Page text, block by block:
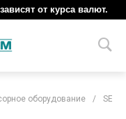
от курса валют.
оборудование /